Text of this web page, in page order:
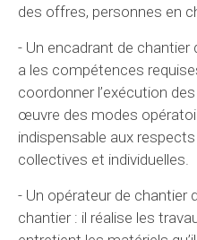
des offres, personnes en
- Un encadrant de chantier
a les compétences
coordonner l’exécution
œuvre des modes
indispensable aux
collectives et individuelles.
- Un opérateur de chantier
chantier : il réalise les